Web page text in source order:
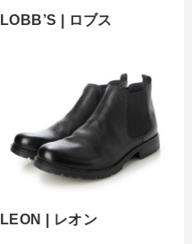
LOBB’S | ロブス
LEON | レオン